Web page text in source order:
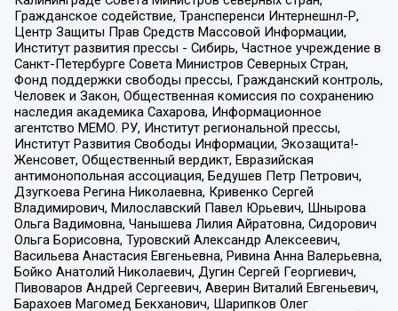
Гражданское содействие, Трансперенси Интернешнл-Р,
Центр Защиты Прав Средств Массовой Информации,
Институт развития прессы - Сибирь, Частное учреждение в
Санкт-Петербурге Совета Министров Северных Стран,
Фонд поддержки свободы прессы, Гражданский контроль,
Человек и Закон, Общественная комиссия по сохранению
наследия академика Сахарова, Информационное
агентство МЕМО. РУ, Институт региональной прессы,
Институт Развития Свободы Информации, Экозащита!-
Женсовет, Общественный вердикт, Евразийская
антимонопольная ассоциация, Бедушев Петр Петрович,
Дзугкоева Регина Николаевна, Кривенко Сергей
Владимирович, Милославский Павел Юрьевич, Шнырова
Ольга Вадимовна, Чанышева Лилия Айратовна, Сидорович
Ольга Борисовна, Туровский Александр Алексеевич,
Васильева Анастасия Евгеньевна, Ривина Анна Валерьевна,
Бойко Анатолий Николаевич, Дугин Сергей Георгиевич,
Пивоваров Андрей Сергеевич, Аверин Виталий Евгеньевич,
Барахоев Магомед Бекханович, Шарипков Олег